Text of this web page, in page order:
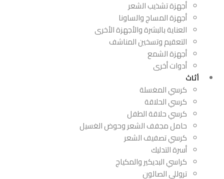
أجهزة تشذيب الشعر
أجهزة المساج والساونا
العناية بالبشرة والأجهزة الأخرى
التعقيم وتسخين المناشف
أجهزة الشمع
أدوات أخرى
أثاث
كرسي المغسلة
كرسي الحلاقة
كرسي حلاقة الطفل
حامل مجفف الشعر وحوض الغسيل
كرسي تصفيف الشعر
أسرة التدليك
كراسي البديكير والمكياج
تروللي الصالون